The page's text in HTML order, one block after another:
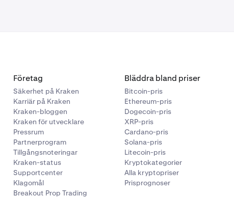
Företag
Säkerhet på Kraken
Karriär på Kraken
Kraken-bloggen
Kraken för utvecklare
Pressrum
Partnerprogram
Tillgångsnoteringar
Kraken-status
Supportcenter
Klagomål
Breakout Prop Trading
Bläddra bland priser
Bitcoin-pris
Ethereum-pris
Dogecoin-pris
XRP-pris
Cardano-pris
Solana-pris
Litecoin-pris
Kryptokategorier
Alla kryptopriser
Prisprognoser